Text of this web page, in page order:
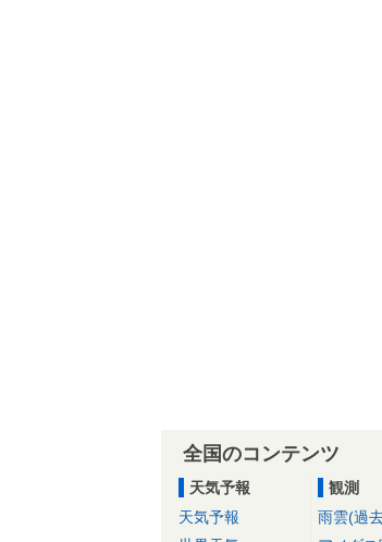
全国のコンテンツ
天気予報
天気予報
観測
雨雲(過